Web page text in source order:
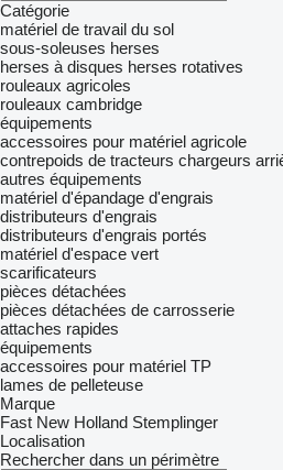
Catégorie
matériel de travail du sol
sous-soleuses herses
herses à disques herses rotatives
rouleaux agricoles
rouleaux cambridge
équipements
accessoires pour matériel agricole
contrepoids de tracteurs chargeurs
autres équipements
matériel d'épandage d'engrais
distributeurs d'engrais
distributeurs d'engrais portés
matériel d'espace vert
scarificateurs
pièces détachées
pièces détachées de carrosserie
attaches rapides
équipements
accessoires pour matériel TP
lames de pelleteuse
Marque
Fast New Holland Stemplinger
Localisation
Rechercher dans un périmètre